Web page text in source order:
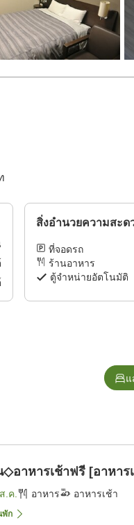
สิ่งอำนวยความสะด
ที่จอดรถ
ร้านอาหาร
ตู้จำหน่ายอัตโนมัติ
แ
อาหารเช้าฟรี [อาหาร
.ค. อาหาร อาหารเช้า
พัก